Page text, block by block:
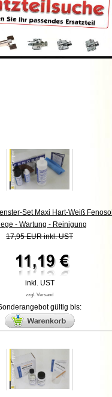
Set Maxi Hart-Weiß Fenosol
- Wartung - Reinigung
17,95 EUR inkl. UST
inkl. UST
zzgl. Versand
gültig bis: